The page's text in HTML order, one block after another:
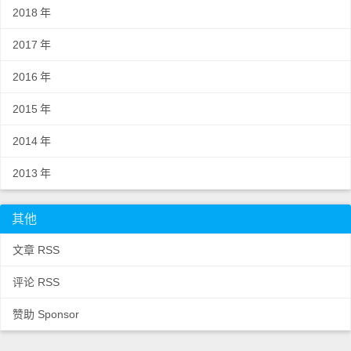
2018 年
2017 年
2016 年
2015 年
2014年
2013 年
其他
文章 RSS
评论 RSS
赞助 Sponsor